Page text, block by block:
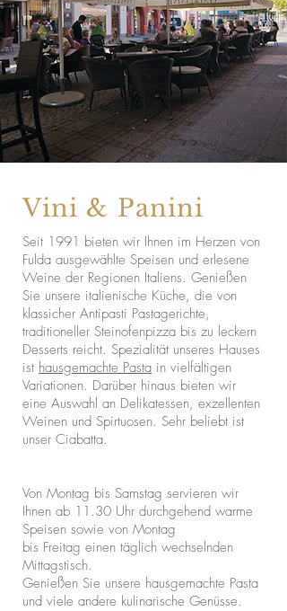
Vini & Panini
Seit 1991 bieten wir Ihnen im Herzen von
Fulda ausgewählte Speisen und erlesene
Weine der Regionen Italiens. Genießen
Sie unsere italienische Küche, die von
klassicher Antipasti Pastagerichte,
traditioneller Steinofenpizza bis zu leckern
Desserts reicht. Spezialität unseres Hauses
ist hausgemachte Pasta in vielfältigen
Variationen. Darüber hinaus bieten wir
eine Auswahl an Delikatessen, exzellenten
Weinen und Spirtuosen. Sehr beliebt ist
unser Ciabatta.
Von Montag bis Samstag servieren wir
Ihnen ab 11.30 Uhr durchgehend warme
Speisen sowie von Montag
bis Freitag einen täglich wechselnden
Mittagstisch.
Genießen Sie unsere hausgemachte Pasta
und viele andere kulinarische Genüsse.